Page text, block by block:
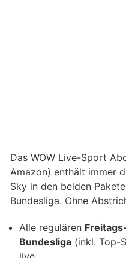
Das WOW Live-Sport
Amazon) enthält immer
Sky in den beiden
Bundesliga. Ohne
Alle regulären
Bundesliga (inkl. Top-